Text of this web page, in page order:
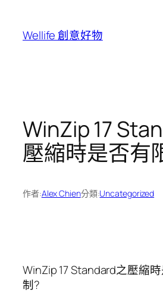
Wellife 創意好物
WinZip 17
壓縮時是否有
作者:Alex Chien分類:Uncategorized
WinZip 17 Standard之壓縮
制?